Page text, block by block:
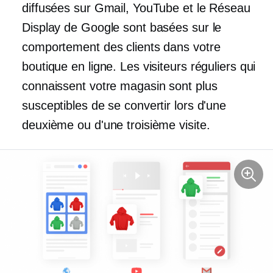
diffusées sur Gmail, YouTube et le Réseau
Display de Google sont basées sur le
comportement des clients dans votre
boutique en ligne. Les visiteurs réguliers qui
connaissent votre magasin sont plus
susceptibles de se convertir lors d'une
deuxième ou d'une troisième visite.